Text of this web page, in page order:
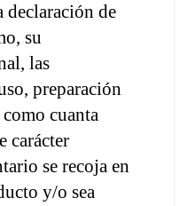
declaración de
su
las
preparación
cuanta
carácter
se recoja en
y/o sea